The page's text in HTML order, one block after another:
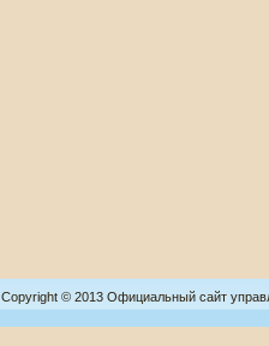
Copyright © 2013 Официальный сайт